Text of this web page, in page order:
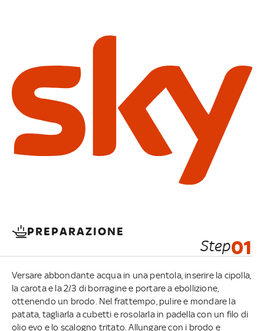
PREPARAZIONE
Step01
Versare abbondante acqua in una pentola, inserire la cipolla,
la carota e la 2/3 di borragine e portare a ebollizione,
ottenendo un brodo. Nel frattempo, pulire e mondare la
patata, tagliarla a cubetti e rosolarla in padella con un filo di
olio evo e lo scalogno tritato. Allungare con i brodo e